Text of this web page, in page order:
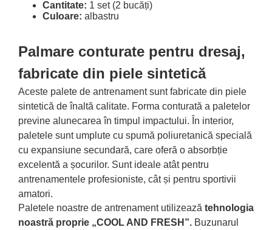
Cantitate: 1 set (2 bucăți)
Culoare: albastru
Palmare conturate pentru dresaj,
fabricate din piele sintetică
Aceste palete de antrenament sunt fabricate din piele
sintetică de înaltă calitate. Forma conturată a paletelor
previne alunecarea în timpul impactului. În interior,
paletele sunt umplute cu spumă poliuretanică specială
cu expansiune secundară, care oferă o absorbție
excelentă a șocurilor. Sunt ideale atât pentru
antrenamentele profesioniste, cât și pentru sportivii
amatori.
Paletele noastre de antrenament utilizează tehnologia
noastră proprie „COOL AND FRESH”. Buzunarul